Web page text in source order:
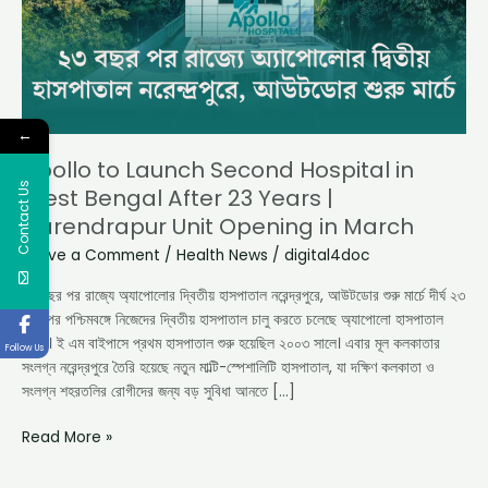
Apollo to Launch Second Hospital in
West Bengal After 23 Years |
Narendrapur Unit Opening in March
Leave a Comment / Health News / digital4doc
২৩ বছর পর রাজ্যে অ্যাপোলোর দ্বিতীয় হাসপাতাল নরেন্দ্রপুরে, আউটডোর শুরু মার্চে দীর্ঘ ২৩
বছর পর পশ্চিমবঙ্গে নিজেদের দ্বিতীয় হাসপাতাল চালু করতে চলেছে অ্যাপোলো হাসপাতাল
গোষ্ঠী। ই এম বাইপাসে প্রথম হাসপাতাল শুরু হয়েছিল ২০০৩ সালে। এবার মূল কলকাতার
সংলগ্ন নরেন্দ্রপুরে তৈরি হয়েছে নতুন মাল্টি-স্পেশালিটি হাসপাতাল, যা দক্ষিণ কলকাতা ও
সংলগ্ন শহরতলির রোগীদের জন্য বড় সুবিধা আনতে […]
West
Bengal
After
23
|
Narendrapur
Unit
Opening
in
March
Read More »
←
Contact Us
Follow Us